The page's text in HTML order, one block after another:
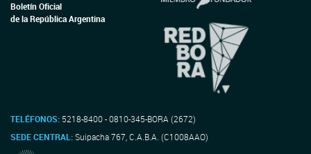
Boletín Oficial
de la República Argentina
TELÉFONOS: 5218-8400 - 0810-345-BORA (2672)
SEDE CENTRAL:Suipacha 767, C.A.B.A. (C1008AAO)